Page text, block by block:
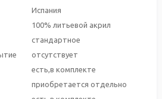
Испания
100% литьевой акрил
стандартное
отсутствует
есть,в комплекте
приобретается отдельно